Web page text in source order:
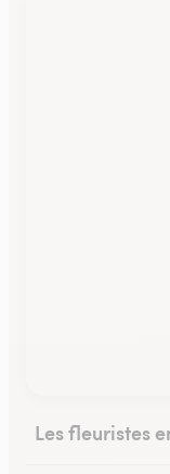
Les fleuristes